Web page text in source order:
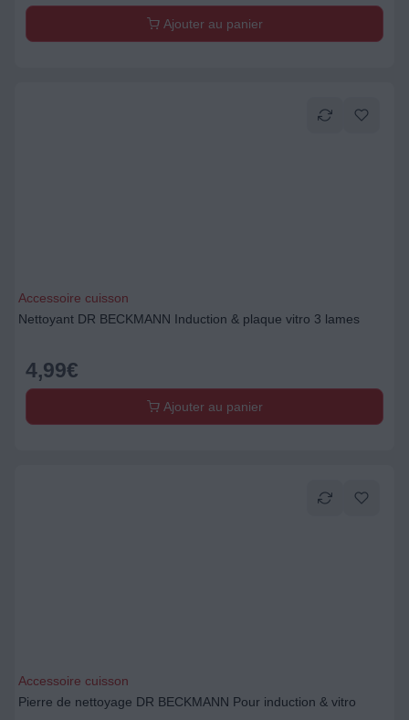
Ajouter au panier
Accessoire cuisson
Nettoyant DR BECKMANN Induction & plaque vitro 3 lames
4,99€
Ajouter au panier
Accessoire cuisson
Pierre de nettoyage DR BECKMANN Pour induction & vitro